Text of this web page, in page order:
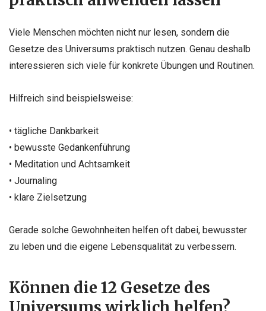
Viele Menschen möchten nicht nur lesen, sondern die
Gesetze des Universums praktisch nutzen. Genau deshalb
interessieren sich viele für konkrete Übungen und Routinen.
Hilfreich sind beispielsweise:
• tägliche Dankbarkeit
• bewusste Gedankenführung
• Meditation und Achtsamkeit
• Journaling
• klare Zielsetzung
Gerade solche Gewohnheiten helfen oft dabei, bewusster
zu leben und die eigene Lebensqualität zu verbessern.
Können die 12 Gesetze des